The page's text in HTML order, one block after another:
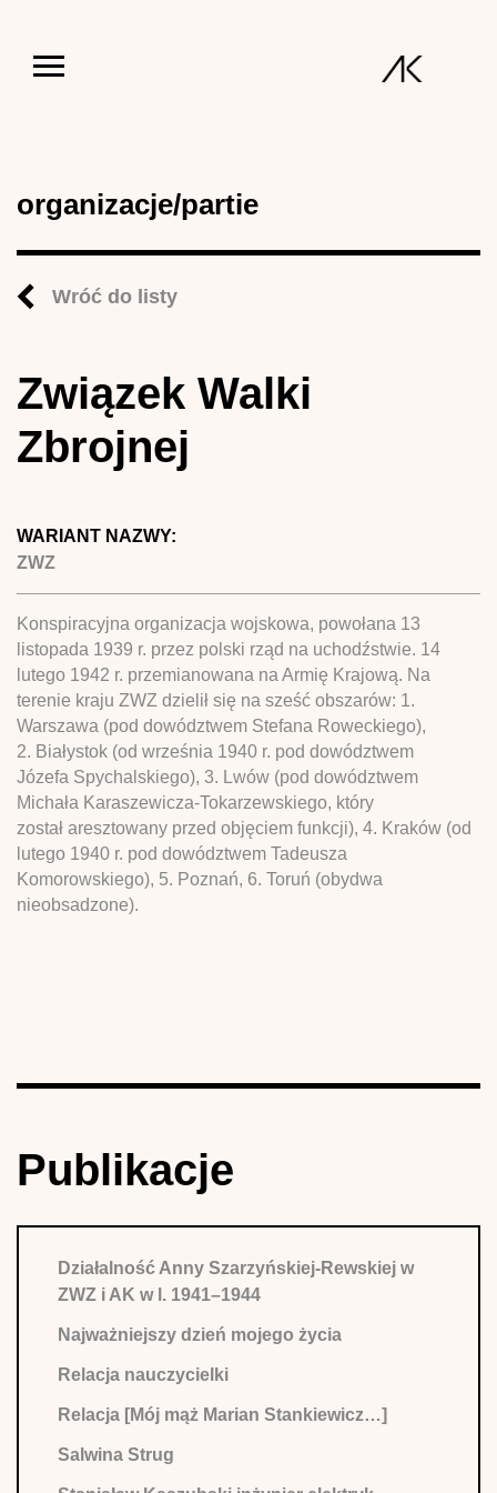
organizacje/partie
Wróć do listy
Związek Walki
Zbrojnej
WARIANT NAZWY:
ZWZ
Konspiracyjna organizacja wojskowa, powołana 13
listopada 1939 r. przez polski rząd na uchodźstwie. 14
lutego 1942 r. przemianowana na Armię Krajową. Na
terenie kraju ZWZ dzielił się na sześć obszarów: 1.
Warszawa (pod dowództwem Stefana Roweckiego),
2. Białystok (od września 1940 r. pod dowództwem
Józefa Spychalskiego), 3. Lwów (pod dowództwem
Michała Karaszewicza-Tokarzewskiego, który
został aresztowany przed objęciem funkcji), 4. Kraków (od
lutego 1940 r. pod dowództwem Tadeusza
Komorowskiego), 5. Poznań, 6. Toruń (obydwa
nieobsadzone).
Publikacje
Działalność Anny Szarzyńskiej-Rewskiej w
ZWZ i AK w l. 1941–1944
Najważniejszy dzień mojego życia
Relacja nauczycielki
Relacja [Mój mąż Marian Stankiewicz…]
Salwina Strug